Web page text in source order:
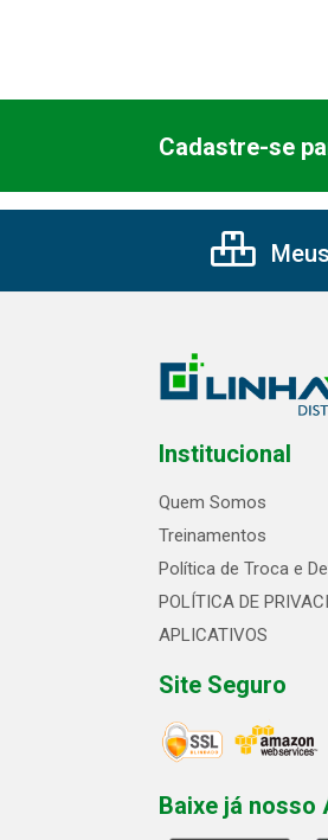
Cadastre-se
Institucional
Quem Somos
Treinamentos
Política de Troca e
POLÍTICA DE
APLICATIVOS
Site Seguro
Baixe já nosso